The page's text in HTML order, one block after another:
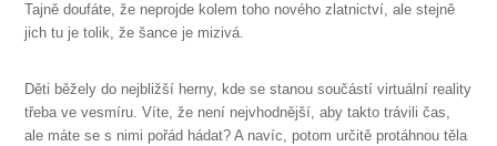
Tajně doufáte, že neprojde kolem toho nového zlatnictví, ale stejně
jich tu je tolik, že šance je mizivá.
Děti běžely do nejbližší herny, kde se stanou součástí virtuální reality
třeba ve vesmíru. Víte, že není nejvhodnější, aby takto trávili čas,
ale máte se s nimi pořád hádat? A navíc, potom určitě protáhnou těla